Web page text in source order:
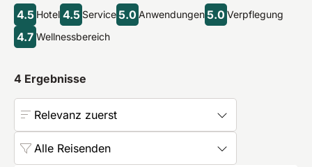
4.5 Hotel 4.5 Service5.0 Anwendungen5.0 Verpflegung
4.7 Wellnessbereich
4 Ergebnisse
Relevanz zuerst
Alle Reisenden